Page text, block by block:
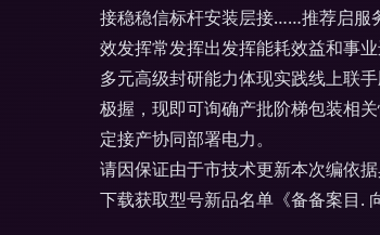
接稳稳信标杆安装层接……推荐启服
效发挥常发挥出发挥能耗效益和事
多元高级封研能力体现实践线上联
极握，现即可询确产批阶梯包装相
定接产协同部署电力。
请因保证由于市技术更新本次编依
下载获取型号新品名单《备备案目.